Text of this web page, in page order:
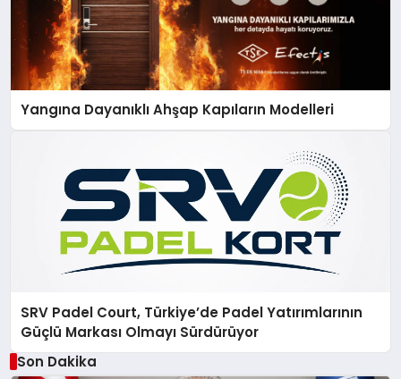
Yangına Dayanıklı Ahşap Kapıların Modelleri
SRV Padel Court, Türkiye’de Padel Yatırımlarının
Güçlü Markası Olmayı Sürdürüyor
Son Dakika